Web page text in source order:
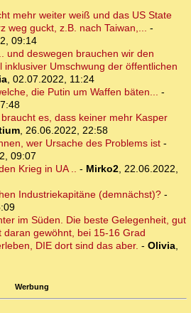
mehr weiter weiß und das US State
weg guckt, z.B. nach Taiwan,... -
09:14
und deswegen brauchen wir den
inklusiver Umschwung der öffentlichen
, 02.07.2022, 11:24
die Putin um Waffen bäten... -
es, dass keiner mehr Kasper
, 26.06.2022, 22:58
wer Ursache des Problems ist-
09:07
Krieg in UA .. - Mirko2, 22.06.2022,
Industriekapitäne (demnächst)?-
im Süden. Die beste Gelegenheit, gut
daran gewöhnt, bei 15-16 Grad
DIE dort sind das aber. - Olivia,
Werbung